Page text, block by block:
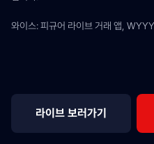
와이스: 피규어 라이브 거래 앱,
라이브 보러가기